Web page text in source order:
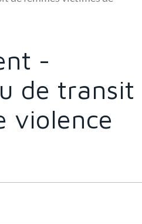
-
de transit
violence